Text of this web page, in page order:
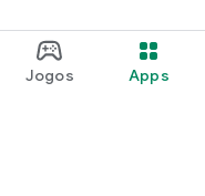
Jogos Apps